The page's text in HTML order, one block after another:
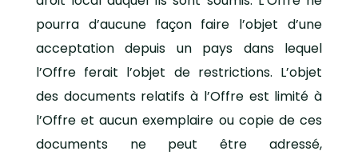
pourra d’aucune façon faire l’objet d’une
acceptation depuis un pays dans lequel
l’Offre ferait l’objet de restrictions. L’objet
des documents relatifs à l’Offre est limité à
l’Offre et aucun exemplaire ou copie de ces
documents ne peut être adressé,